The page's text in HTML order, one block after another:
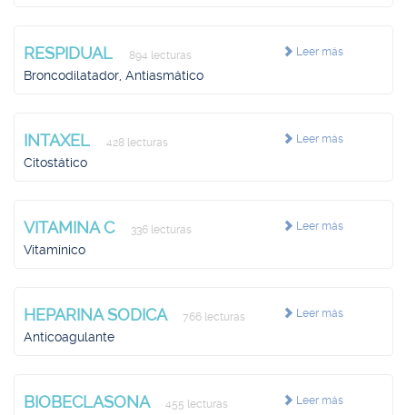
Leer más
RESPIDUAL 894 lecturas
Broncodilatador, Antiasmático
Leer más
INTAXEL 428 lecturas
Citostático
Leer más
VITAMINA C 336 lecturas
Vitamínico
Leer más
HEPARINA SODICA 766 lecturas
Anticoagulante
Leer más
BIOBECLASONA 455 lecturas